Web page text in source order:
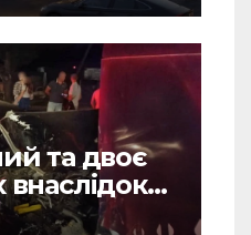
та двоє